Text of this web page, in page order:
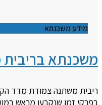
מידע משכנתא
משכנתא
ריבית משתנה צמודת מדד
בפרקי זמן שנקבעו מראש